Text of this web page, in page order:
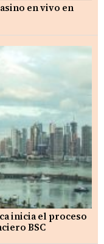
en vivo en
inicia el proceso
BSC